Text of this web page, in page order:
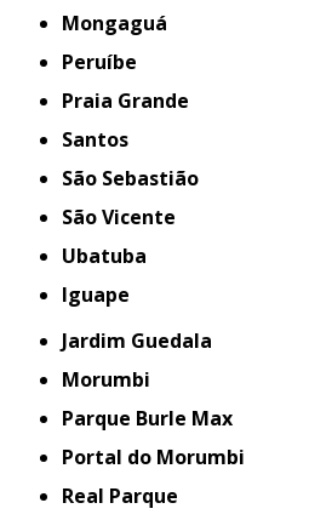
Mongaguá
Peruíbe
Praia Grande
Santos
São Sebastião
São Vicente
Ubatuba
iguape
Jardim Guedala
Morumbi
Parque Burle Max
Portal do Morumbi
Real Parque